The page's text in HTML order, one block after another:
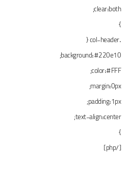
clear:both;
}
.col-header {
background:#220e10;
color:#FFF;
margin:0px;
padding:1px;
text-align:center;
}
[/php]